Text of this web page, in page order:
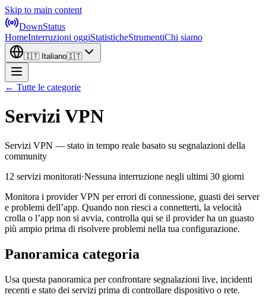
Skip to main content
DownStatus
HomeInterruzioni oggiStatisticheStrumentiChi siamo
🇮🇹 Italiano🇮🇹
← Tutte le categorie
Servizi VPN
Servizi VPN — stato in tempo reale basato su segnalazioni della
community
12 servizi monitorati·Nessuna interruzione negli ultimi 30 giorni
Monitora i provider VPN per errori di connessione, guasti dei server
e problemi dell’app. Quando non riesci a connetterti, la velocità
crolla o l’app non si avvia, controlla qui se il provider ha un guasto
più ampio prima di risolvere problemi nella tua configurazione.
Panoramica categoria
Usa questa panoramica per confrontare segnalazioni live, incidenti
recenti e stato dei servizi prima di controllare dispositivo o rete.